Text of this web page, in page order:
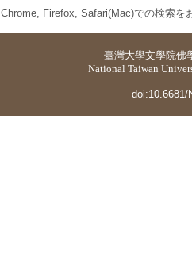
Chrome, Firefox, Safari(Mac)での検索を
臺灣大學文學院佛
National Taiwan
doi:10.6681/